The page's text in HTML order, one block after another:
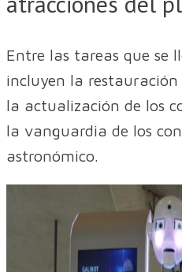
Entre las tareas que se
incluyen la
la actualización de los
la vanguardia de los
astronómico.